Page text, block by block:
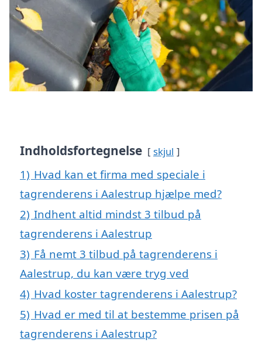
Indholdsfortegnelse skjul
1) Hvad kan et firma med speciale i
tagrenderens i Aalestrup hjælpe med?
2) Indhent altid mindst 3 tilbud på
tagrenderens i Aalestrup
3) Få nemt 3 tilbud på tagrenderens i
Aalestrup, du kan være tryg ved
4) Hvad koster tagrenderens i Aalestrup?
5) Hvad er med til at bestemme prisen på
tagrenderens i Aalestrup?